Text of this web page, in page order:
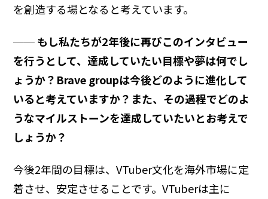
を創造する場となると考えています。
── もし私たちが2年後に再びこのインタビュー
を行うとして、達成していたい目標や夢は何でし
ょうか？Brave groupは今後どのように進化して
いると考えていますか？また、その過程でどのよ
うなマイルストーンを達成していたいとお考えで
しょうか？
今後2年間の目標は、VTuber文化を海外市場に定
着させ、安定させることです。VTuberは主に